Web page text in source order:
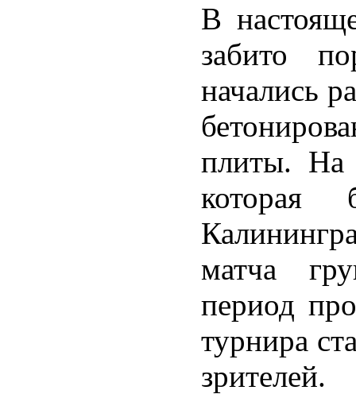
В
забито
начались
плиты. На
которая
матча
период
турнира
зрителей.